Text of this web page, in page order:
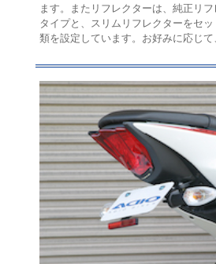
ます。またリフレクターは、純正リ
タイプと、スリムリフレクターをセ
類を設定しています。お好みに応じて